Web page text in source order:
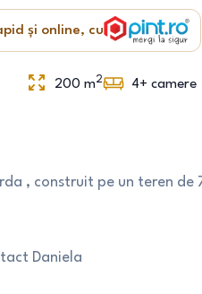
și online, cu
200 m2 4+ camere
, construit pe un teren
Daniela